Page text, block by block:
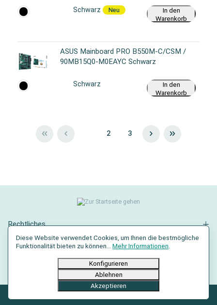
Schwarz Neu
In den
Warenkorb
ASUS Mainboard PRO B550M-C/CSM /
90MB15Q0-M0EAYC Schwarz
Schwarz
In den
Warenkorb
2 3
Rechtliches
Kontakt
© 2026 AXRO GmbH
Diese Website verwendet Cookies, um Ihnen die bestmögliche
Funktionalität bieten zu können... Mehr Informationen
Konfigurieren
Ablehnen
Akzeptieren